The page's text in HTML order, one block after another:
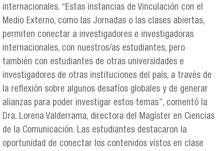
internacionales. “Estas instancias de Vinculación con el
Medio Externo, como las Jornadas o las clases abiertas,
permiten conectar a investigadores e investigadoras
internacionales, con nuestros/as estudiantes, pero
también con estudiantes de otras universidades e
investigadores de otras instituciones del país, a través de
la reflexión sobre algunos desafíos globales y de generar
alianzas para poder investigar estos temas”, comentó la
Dra. Lorena Valderrama, directora del Magíster en Ciencias
de la Comunicación. Las estudiantes destacaron la
oportunidad de conectar los contenidos vistos en clase